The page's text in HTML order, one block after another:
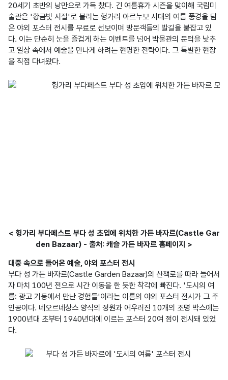
20세기 초반의 낭만으로 가득 찼다. 긴 여름휴가 시즌을 맞이해 국립미
술관은 '황금빛 시절'로 불리는 헝가리 아르누보 시대의 여름 풍경을 담
은 야외 포스터 전시를 무료로 선보이며 방문객들의 발길을 붙잡고 있
다. 이는 단순히 눈을 즐겁게 하는 이벤트를 넘어 박물관의 문턱을 낮추
고 일상 속에서 예술을 만나게 하려는 현명한 전략이다. 그 특별한 현장
< 헝가리 부다페스트 부다 성 초입에 위치한 가든 바자르(Castle Gar
den Bazaar) - 출처: 캐슬 가든 바자르 홈페이지 >
대중 속으로 들어온 예술, 야외 포스터 전시
부다 성 가든 바자르(Castle Garden Bazaar)의 산책로를 따라 들어서
자 마치 100년 전으로 시간 이동을 한 듯한 착각에 빠진다. '도시의 여
름: 광고 기둥에서 만난 경험들'이라는 이름의 야외 포스터 전시가 그 주
인공이다. 네오르네상스 양식의 정원과 어우러진 10개의 조명 박스에는
1900년대 초부터 1940년대에 이르는 포스터 20여 점이 전시돼 있었